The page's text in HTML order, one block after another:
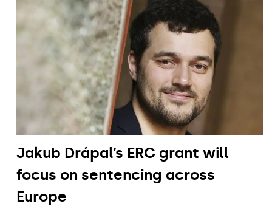
Jakub Drápal’s ERC grant will
focus on sentencing across
Europe